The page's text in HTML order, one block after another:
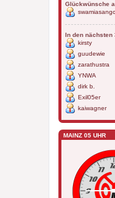
Glückwünsche
In den nächsten
kirsty
guudewie
zarathustra
YNWA
dirk b.
Exil05er
kaiwagner
MAINZ 05 UHR